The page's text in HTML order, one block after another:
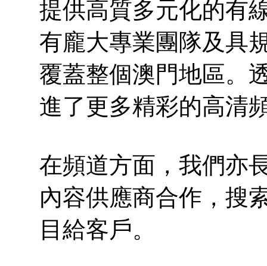
提供高質多元化的有
有龐大專業團隊及具
覆蓋整個澳門地區。
進了更多精彩的高清
在頻道方面，我們亦
內容供應商合作，搜
目給客戶。